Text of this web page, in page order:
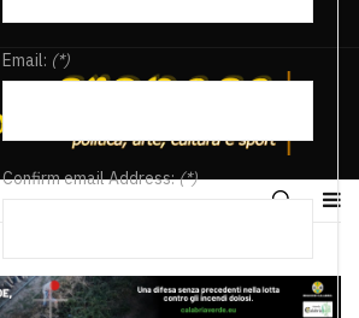
Email: (*)
Confirm email Address:(*)